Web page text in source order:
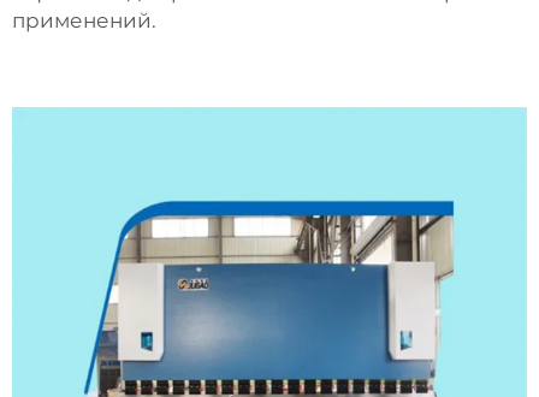
применений.